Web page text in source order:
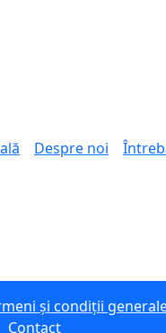
Despre noi
și condiții
Contact